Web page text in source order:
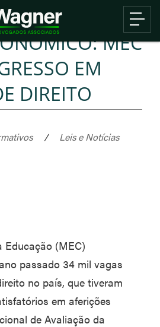
MEC
EM
DIREITO
/
Leis e Notícias
Educação (MEC)
passado 34 mil vagas
no país, que tiveram
em aferições
de Avaliação da